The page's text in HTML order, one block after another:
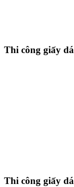
Thi công giấy
Thi công giấy